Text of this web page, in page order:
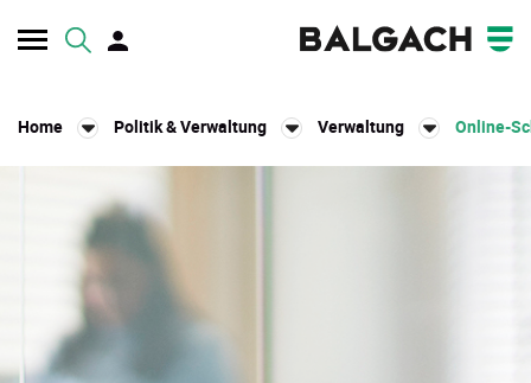
Kopfzeile
Home Politik & Verwaltung Verwaltung Online-